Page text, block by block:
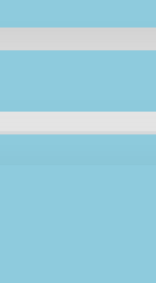
υφάσματα,
και στον εαυτό